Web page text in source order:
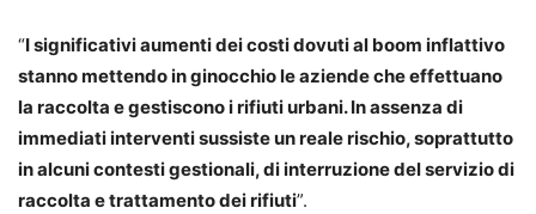
“I significativi aumenti dei costi dovuti al boom inflattivo
stanno mettendo in ginocchio le aziende che effettuano
la raccolta e gestiscono i rifiuti urbani. In assenza di
immediati interventi sussiste un reale rischio, soprattutto
in alcuni contesti gestionali, di interruzione del servizio di
raccolta e trattamento dei rifiuti”.